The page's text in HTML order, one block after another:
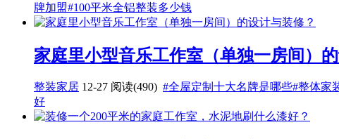
牌加盟#100平米全铝整装多少钱
家庭里小型音乐工作室（单独一房间）
整装家居 12-27 阅读(490) #全屋定制十大名牌是哪些#整体家
好